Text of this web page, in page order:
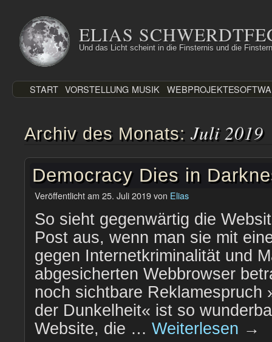
Inhalt
springen
ELIAS
Und das Licht scheint in die Finsternis und die
START VORSTELLUNG MUSIK WEBPROJEKTE
Archiv des Monats: Juli 2019
Democracy Dies in
Veröffentlicht am 25. Juli 2019von Elias
So sieht gegenwärtig die
Post aus, wenn man sie mit
gegen Internetkriminalität und
abgesicherten Webbrowser
noch sichtbare Reklamespruch
der Dunkelheit« ist so
Website, die … Weiterlesen →